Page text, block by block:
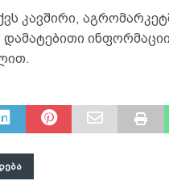
კავშირი,
დამატებითი